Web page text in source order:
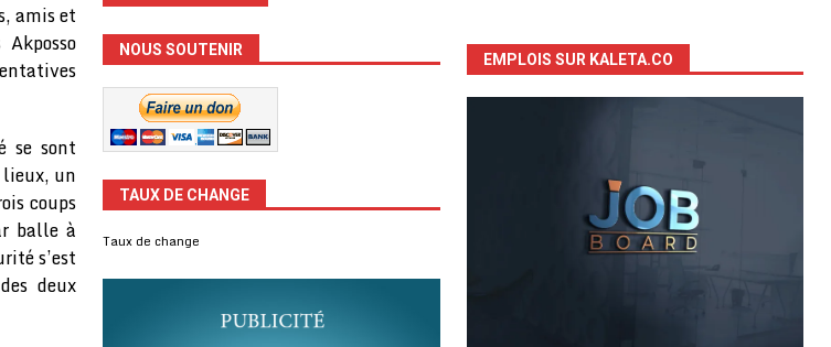
amis et
se sont
lieux, un
coups
balle à
s’est
deux
NOUS SOUTENIR
TAUX DE CHANGE
Taux de change
EMPLOIS SUR KALETA.CO